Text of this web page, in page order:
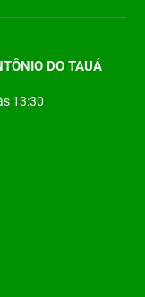
DO TAUÁ
13:30